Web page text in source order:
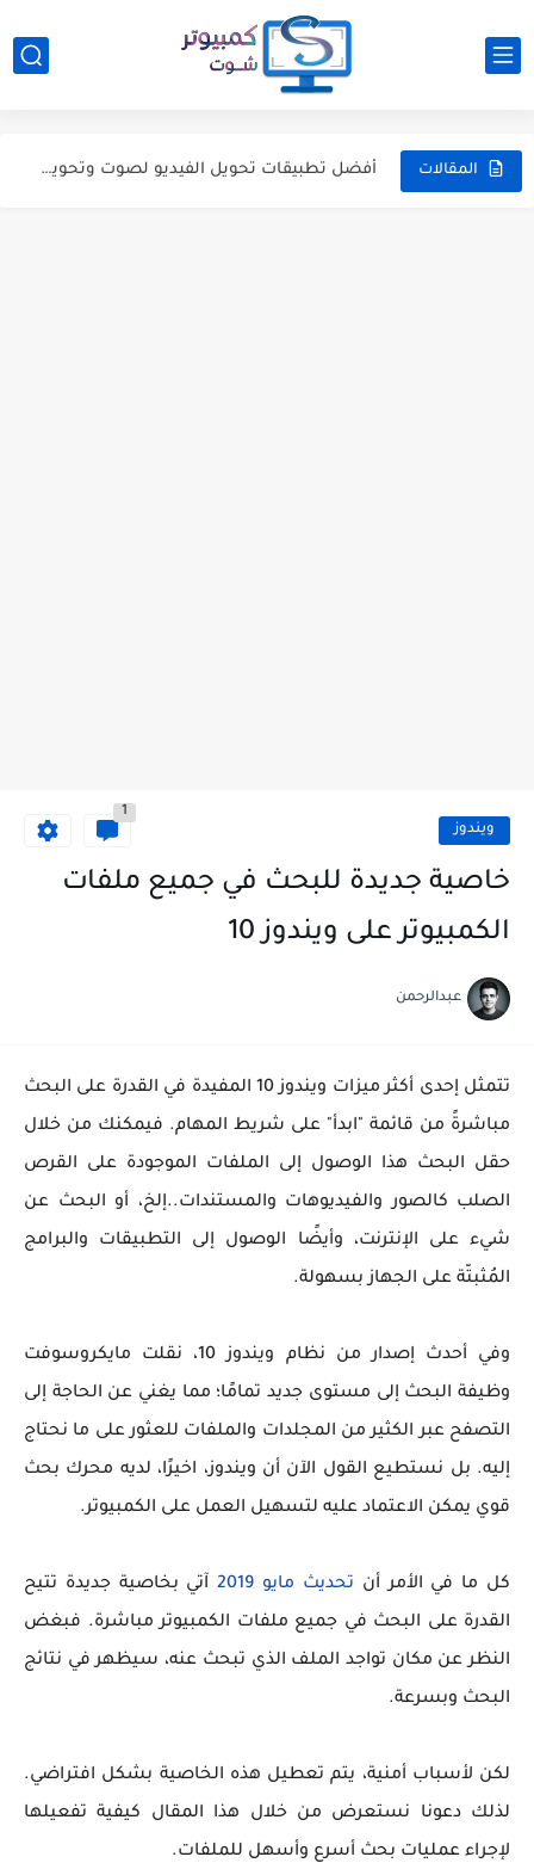
المقالات
كيف تقوم بتنظيف جهازك من الفيروسات باستخدام اسطوانة الإنقاذ BitDefender...
أفضل تطبيقات تحويل الفيديو لصوت وتحويل صيغ الصوت في الاندرويد...
ويندوز
1
خاصية جديدة للبحث في جميع ملفات
الكمبيوتر على ويندوز 10
عبدالرحمن
تتمثل إحدى أكثر ميزات ويندوز 10 المفيدة في القدرة على البحث
مباشرةً من قائمة "ابدأ" على شريط المهام. فيمكنك من خلال
حقل البحث هذا الوصول إلى الملفات الموجودة على القرص
الصلب كالصور والفيديوهات والمستندات..إلخ، أو البحث عن
شيء على الإنترنت، وأيضًا الوصول إلى التطبيقات والبرامج
المُثبتّة على الجهاز بسهولة.
وفي أحدث إصدار من نظام ويندوز 10، نقلت مايكروسوفت
وظيفة البحث إلى مستوى جديد تمامًا؛ مما يغني عن الحاجة إلى
التصفح عبر الكثير من المجلدات والملفات للعثور على ما نحتاج
إليه. بل نستطيع القول الآن أن ويندوز، اخيرًا، لديه محرك بحث
قوي يمكن الاعتماد عليه لتسهيل العمل على الكمبيوتر.
كل ما في الأمر أن تحديث مايو 2019
آتي بخاصية جديدة تتيح
القدرة على البحث في جميع ملفات الكمبيوتر مباشرة. فبغض
النظر عن مكان تواجد الملف الذي تبحث عنه، سيظهر في نتائج
البحث وبسرعة.
لكن لأسباب أمنية، يتم تعطيل هذه الخاصية بشكل افتراضي.
لذلك دعونا نستعرض من خلال هذا المقال كيفية تفعيلها
لإجراء عمليات بحث أسرع وأسهل للملفات.